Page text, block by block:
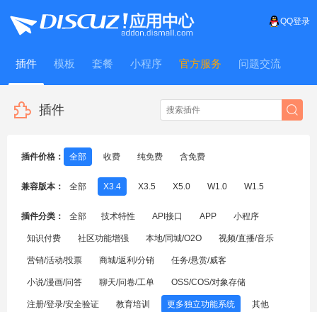
QQ登录
插件 模板 套餐 小程序 官方服务 问题交流
WitFrame
插件
插件价格： 全部 收费 纯免费 含免费
兼容版本： 全部 X3.4 X3.5 X5.0 W1.0 W1.5
插件分类： 全部 技术特性 API接口 APP 小程序
知识付费 社区功能增强 本地/同城/O2O 视频/直播/音乐
营销/活动/投票 商城/返利/分销 任务/悬赏/威客
小说/漫画/问答 聊天/问卷/工单 OSS/COS/对象存储
注册/登录/安全验证 教育培训 更多独立功能系统 其他